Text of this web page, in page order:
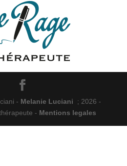
- Melanie Luciani ; 2026 -
- Mentions legales